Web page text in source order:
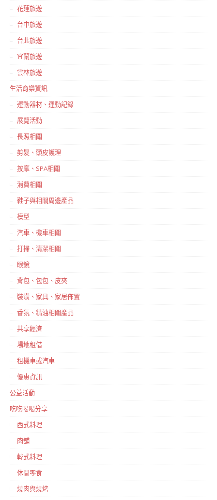
花蓮旅遊
台中旅遊
台北旅遊
宜蘭旅遊
雲林旅遊
生活育樂資訊
運動器材、運動記錄
展覽活動
長照相關
剪髮、頭皮護理
按摩、SPA相關
消費相關
鞋子與相關周邊產品
模型
汽車、機車相關
打掃、清潔相關
眼鏡
背包、包包、皮夾
裝潢、家具、家居佈置
香氛、精油相關產品
共享經濟
場地租借
租機車或汽車
優惠資訊
公益活動
吃吃喝喝分享
西式料理
肉舖
韓式料理
休閒零食
燒肉與燒烤